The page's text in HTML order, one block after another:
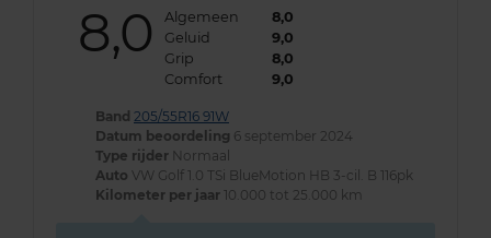
8,0 Algemeen
8,0
Geluid
9,0
Grip
8,0
Comfort
9,0
Band 205/55R16 91W
Datum beoordeling 6 september 2024
Type rijder Normaal
Auto VW Golf 1.0 TSi BlueMotion HB 3-cil. B 116pk
Kilometer per jaar 10.000 tot 25.000 km